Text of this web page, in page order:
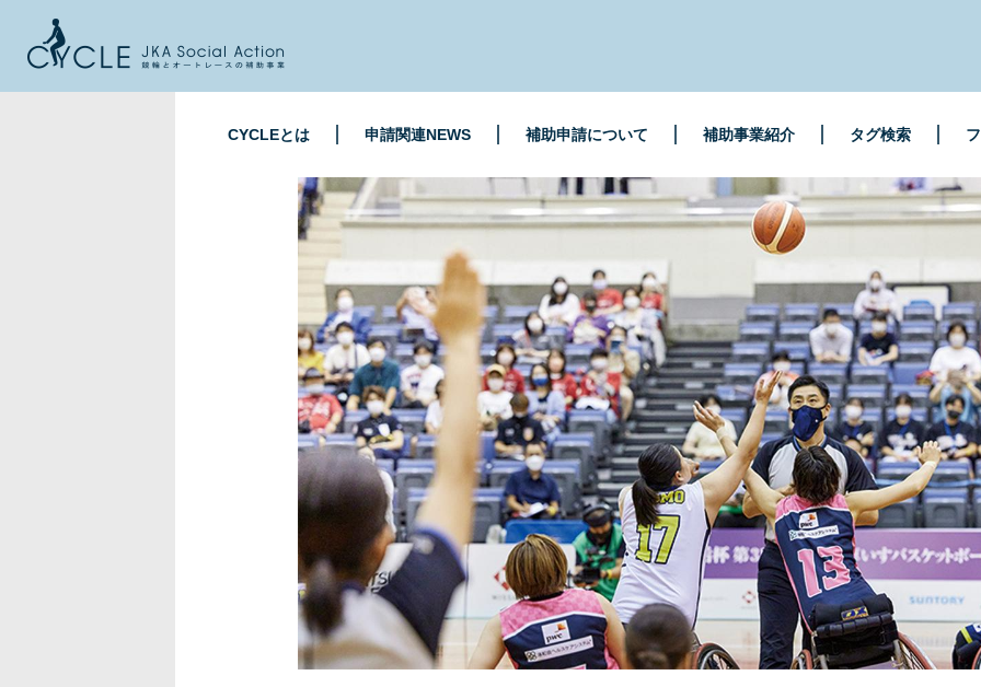
CYCLEとは 申請関連NEWS 補助申請について 補助事業紹介 タグ検索